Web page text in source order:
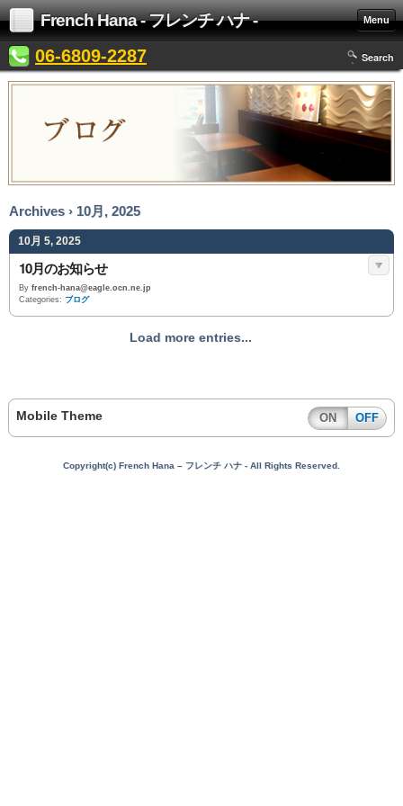
French Hana - フレンチ ハナ - Menu
06-6809-2287 Search
Archives › 10月, 2025
10月 5, 2025
10月のお知らせ
By french-hana@eagle.ocn.ne.jp
Categories: ブログ
Load more entries...
Mobile Theme ON OFF
Copyright(c) French Hana – フレンチ ハナ - All Rights Reserved.